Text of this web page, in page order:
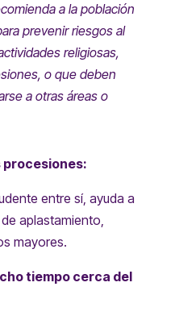
a la población
prevenir riesgos al
religiosas,
o que deben
a otras áreas o
procesiones:
entre sí, ayuda a
aplastamiento,
mayores.
tiempo cerca del